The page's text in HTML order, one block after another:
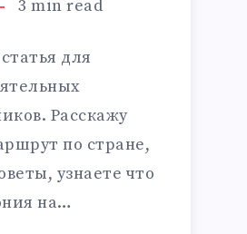
3 min read
для
Расскажу
по стране,
узнаете что
на…